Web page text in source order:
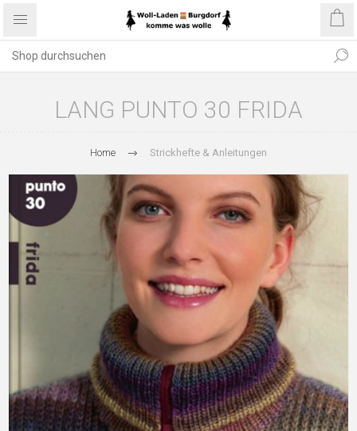
LANG PUNTO 30 FRIDA
Home Strickhefte & Anleitungen